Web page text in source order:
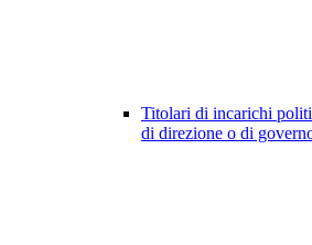
Titolari di incarichi
di direzione o di